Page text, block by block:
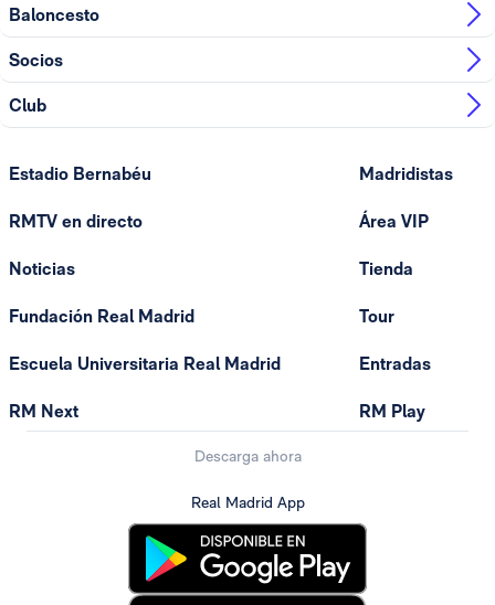
Baloncesto
Socios
Club
Estadio Bernabéu
RMTV en directo
Noticias
Fundación Real Madrid
Escuela Universitaria Real Madrid
RM Next
Madridistas
Área VIP
Tienda
Tour
Entradas
RM Play
Descarga ahora
Real Madrid App